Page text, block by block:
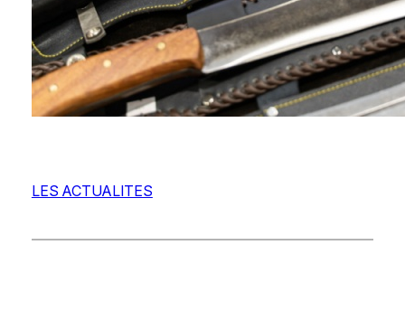
LES ACTUALITES